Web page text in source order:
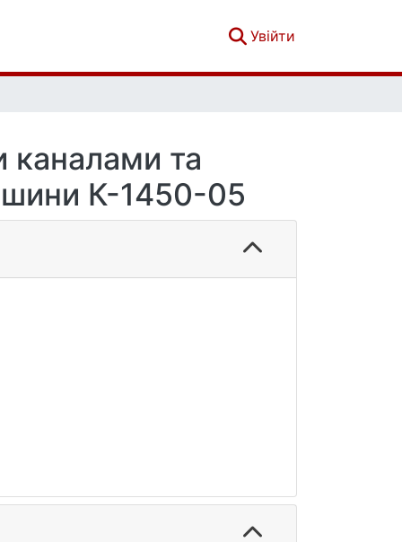
Увійти
каналами та
К-1450-05